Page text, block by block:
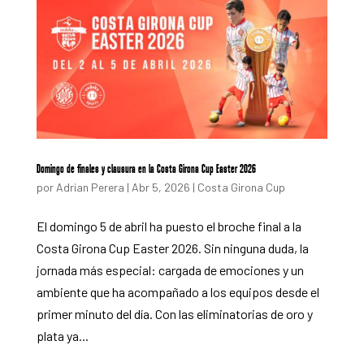
Domingo de finales y clausura en la Costa Girona Cup Easter 2026
por Adrian Perera | Abr 5, 2026 | Costa Girona Cup
El domingo 5 de abril ha puesto el broche final a la
Costa Girona Cup Easter 2026. Sin ninguna duda, la
jornada más especial: cargada de emociones y un
ambiente que ha acompañado a los equipos desde el
primer minuto del día. Con las eliminatorias de oro y
plata ya...